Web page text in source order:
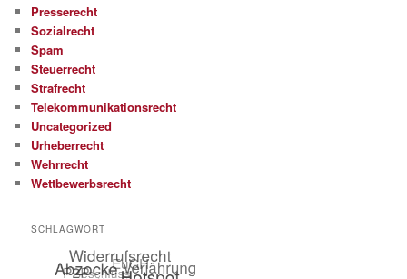
Presserecht
Sozialrecht
Spam
Steuerrecht
Strafrecht
Telekommunikationsrecht
Uncategorized
Urheberrecht
Wehrrecht
Wettbewerbsrecht
SCHLAGWORT